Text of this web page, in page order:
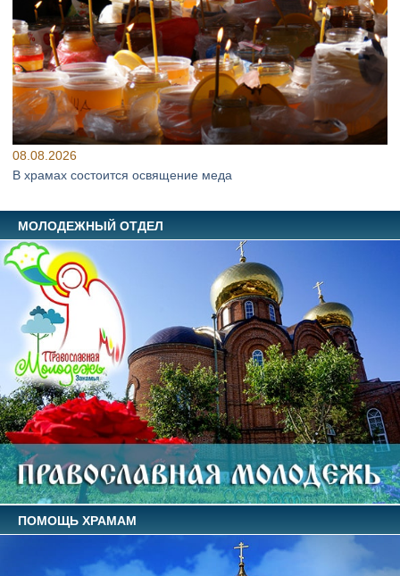
08.08.2026
В храмах состоится освящение меда
МОЛОДЕЖНЫЙ ОТДЕЛ
ПОМОЩЬ ХРАМАМ